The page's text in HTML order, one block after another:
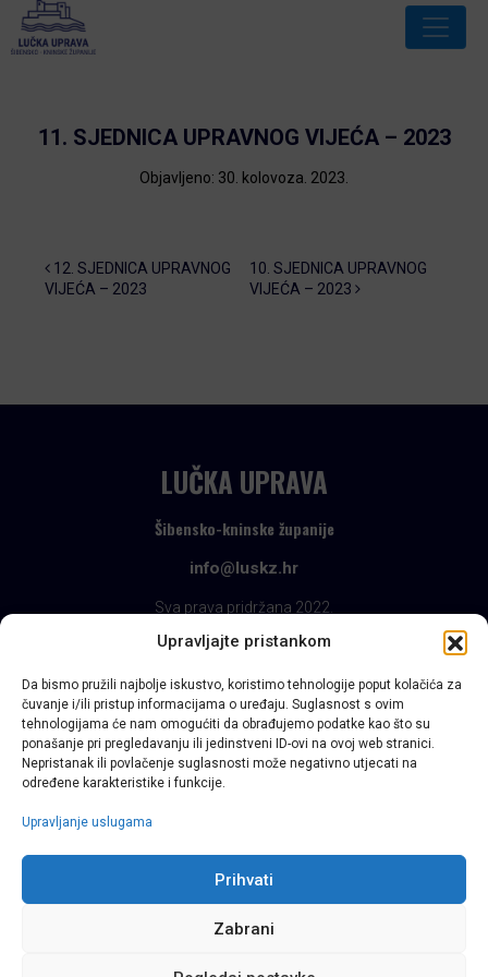
Upravljajte pristankom
Da bismo pružili najbolje iskustvo, koristimo tehnologije poput kolačića za
čuvanje i/ili pristup informacijama o uređaju. Suglasnost s ovim
tehnologijama će nam omogućiti da obrađujemo podatke kao što su
ponašanje pri pregledavanju ili jedinstveni ID-ovi na ovoj web stranici.
Nepristanak ili povlačenje suglasnosti može negativno utjecati na
određene karakteristike i funkcije.
Upravljanje uslugama
Prihvati
Zabrani
11. SJEDNICA UPRAVNOG VIJEĆA – 2023
Objavljeno: 30. kolovoza. 2023.
Post navigation
12. SJEDNICA UPRAVNOG
VIJEĆA – 2023
10. SJEDNICA UPRAVNOG
VIJEĆA – 2023
LUČKA UPRAVA
Šibensko-kninske županije
info@luskz.hr
Sva prava pridržana 2022.